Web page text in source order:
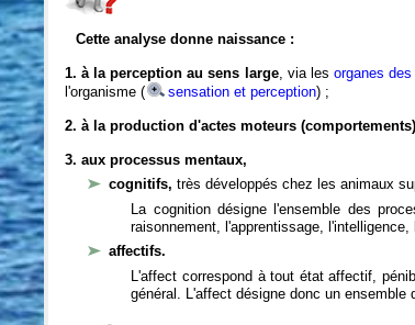
Cette analyse donne naissance :
1. à la perception au sens large, via les organes des
l'organisme (
sensation et perception) ;
2. à la production d'actes moteurs (comportements)
3. aux processus mentaux,
cognitifs,très développés chez les animaux
La cognition désigne l'ensemble des
raisonnement, l'apprentissage,
affectifs.
L'affect correspond à tout état affectif,
général. L'affect désigne donc un